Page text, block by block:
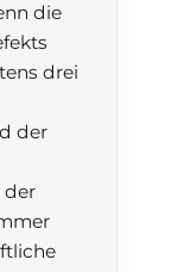
die
drei
der
der